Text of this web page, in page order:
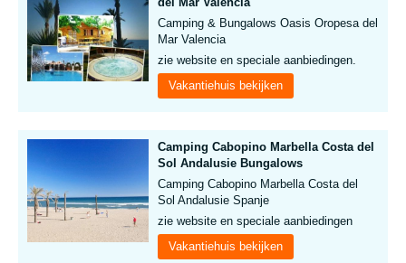
Camping & Bungalows Oasis Oropesa del
Mar Valencia
zie website en speciale aanbiedingen.
Vakantiehuis bekijken
Camping Cabopino Marbella Costa del
Sol Andalusie Bungalows
Camping Cabopino Marbella Costa del
Sol Andalusie Spanje
zie website en speciale aanbiedingen
Vakantiehuis bekijken